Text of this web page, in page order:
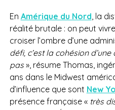
En Amérique du Nord, la
réalité brutale : on peut
croiser l’ombre d’une
défi, c’est la cohésion
pas», résume Thomas,
ans dans le Midwest
d’influence que sont New
présence française «très